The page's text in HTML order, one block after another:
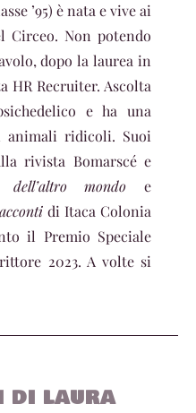
’95) è nata e vive ai
Circeo. Non potendo
dopo la laurea in
HR Recruiter. Ascolta
e ha una
animali ridicoli. Suoi
rivista Bomarscé e
dell’altro mondoe
di Itaca Colonia
il Premio Speciale
2023. A volte si
DI LAURA